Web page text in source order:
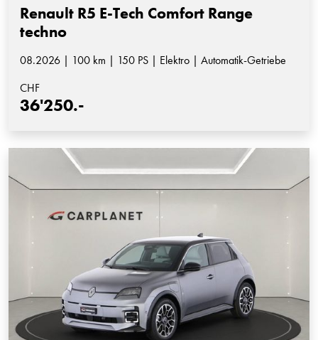
Renault R5 E-Tech Comfort Range
techno
08.2026 | 100 km | 150 PS | Elektro | Automatik-Getriebe
CHF
36'250.-